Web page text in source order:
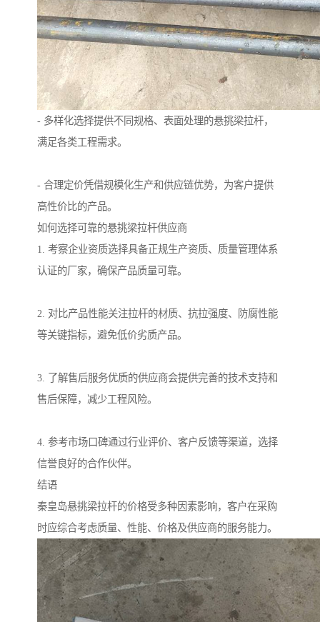
- 多样化选择提供不同规格、表面处理的悬挑梁拉杆，
满足各类工程需求。
- 合理定价凭借规模化生产和供应链优势，为客户提供
高性价比的产品。
如何选择可靠的悬挑梁拉杆供应商
1. 考察企业资质选择具备正规生产资质、质量管理体系
认证的厂家，确保产品质量可靠。
2. 对比产品性能关注拉杆的材质、抗拉强度、防腐性能
等关键指标，避免低价劣质产品。
3. 了解售后服务优质的供应商会提供完善的技术支持和
售后保障，减少工程风险。
4. 参考市场口碑通过行业评价、客户反馈等渠道，选择
信誉良好的合作伙伴。
结语
秦皇岛悬挑梁拉杆的价格受多种因素影响，客户在采购
时应综合考虑质量、性能、价格及供应商的服务能力。